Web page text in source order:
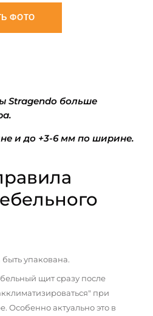
ФОТО
Stragendo больше
и до +3-6 мм по ширине.
упакована.
щит сразу после
при
Особенно актуально это в